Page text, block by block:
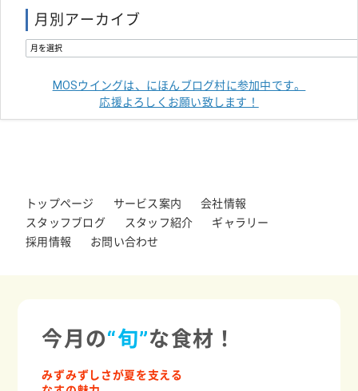
月別アーカイブ
MOSウイングは、にほんブログ村に参加中です。
応援よろしくお願い致します！
トップページ サービス案内
会社情報
スタッフブログ
スタッフ紹介
ギャラリー
採用情報
お問い合わせ
今月の“旬”な食材！
みずみずしさが夏を支える